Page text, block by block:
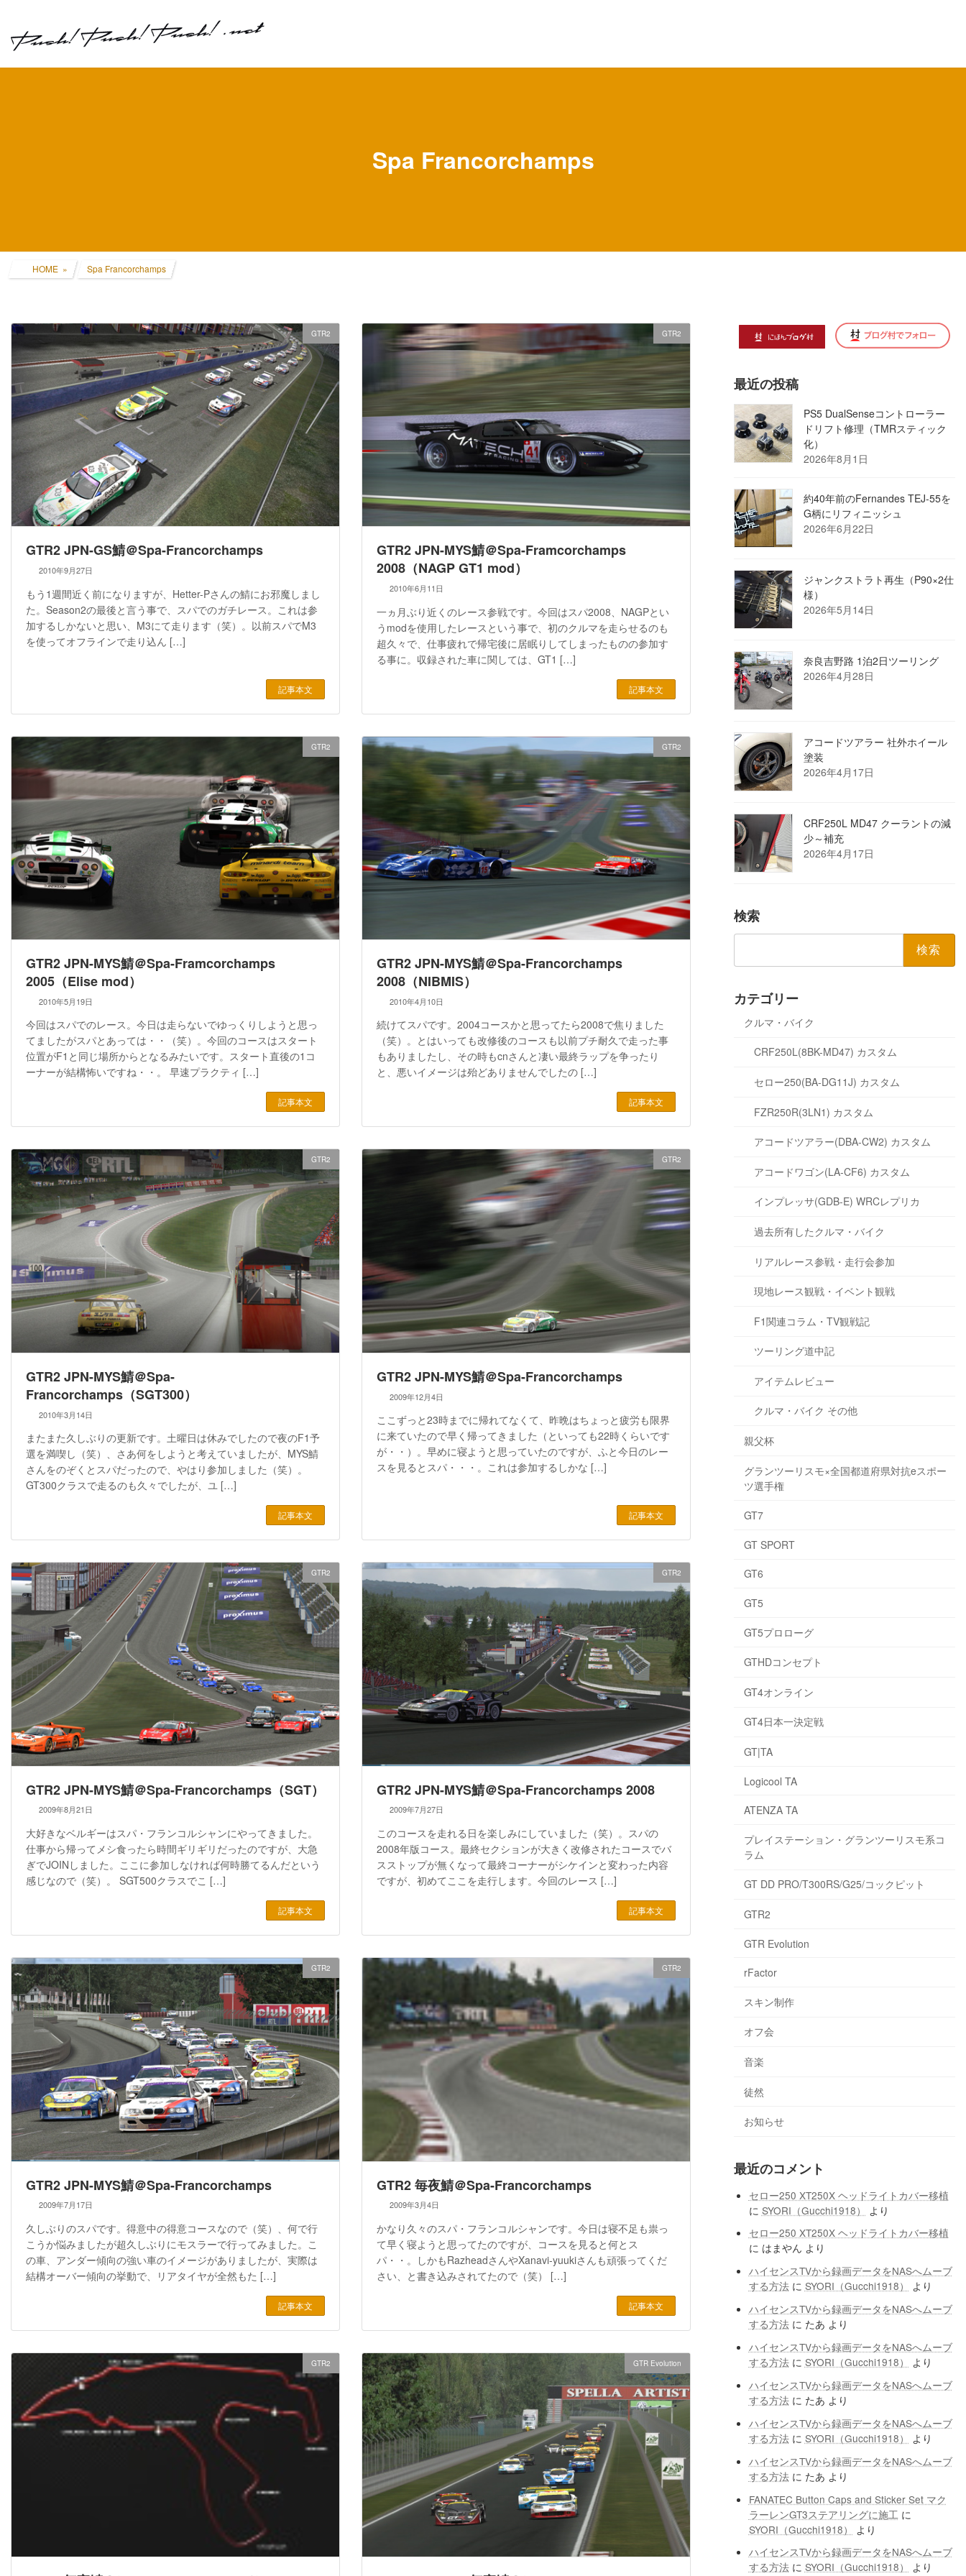
Spa Francorchamps
HOME Spa Francorchamps
GTR2
GTR2 JPN-GS鯖＠Spa-Francorchamps
2010年9月27日
もう1週間近く前になりますが、Hetter-Pさんの鯖にお邪魔しまし
た。Season2の最後と言う事で、スパでのガチレース。これは参
加するしかないと思い、M3にて走ります（笑）。以前スパでM3
を使ってオフラインで走り込ん […]
記事本文
GTR2
GTR2 JPN-MYS鯖＠Spa-Framcorchamps
2008（NAGP GT1 mod）
2010年6月11日
一ヵ月ぶり近くのレース参戦です。今回はスパ2008、NAGPとい
うmodを使用したレースという事で、初のクルマを走らせるのも
超久々で、仕事疲れで帰宅後に居眠りしてしまったものの参加す
る事に。収録された車に関しては、GT1 […]
記事本文
GTR2
GTR2 JPN-MYS鯖＠Spa-Framcorchamps
2005（Elise mod）
2010年5月19日
今回はスパでのレース。今日は走らないでゆっくりしようと思っ
てましたがスパとあっては・・（笑）。今回のコースはスタート
位置がF1と同じ場所からとなるみたいです。スタート直後の1コ
ーナーが結構怖いですね・・。 早速プラクティ […]
記事本文
GTR2
GTR2 JPN-MYS鯖＠Spa-Francorchamps
2008（NIBMIS）
2010年4月10日
続けてスパです。2004コースかと思ってたら2008で焦りました
（笑）。とはいっても改修後のコースも以前プチ耐久で走った事
もありましたし、その時もcnさんと凄い最終ラップを争ったり
と、悪いイメージは殆どありませんでしたの […]
記事本文
GTR2
GTR2 JPN-MYS鯖＠Spa-
Francorchamps（SGT300）
2010年3月14日
またまた久しぶりの更新です。土曜日は休みでしたので夜のF1予
選を満喫し（笑）、さあ何をしようと考えていましたが、MYS鯖
さんをのぞくとスパだったので、やはり参加しました（笑）。
GT300クラスで走るのも久々でしたが、ユ […]
記事本文
GTR2
GTR2 JPN-MYS鯖＠Spa-Francorchamps
2009年12月4日
ここずっと23時までに帰れてなくて、昨晩はちょっと疲労も限界
に来ていたので早く帰ってきました（といっても22時くらいです
が・・）。早めに寝ようと思っていたのですが、ふと今日のレー
スを見るとスパ・・・。これは参加するしかな […]
記事本文
GTR2
GTR2 JPN-MYS鯖＠Spa-Francorchamps（SGT）
2009年8月21日
大好きなベルギーはスパ・フランコルシャンにやってきました。
仕事から帰ってメシ食ったら時間ギリギリだったのですが、大急
ぎでJOINしました。ここに参加しなければ何時勝てるんだという
感じなので（笑）。 SGT500クラスでこ […]
記事本文
GTR2
GTR2 JPN-MYS鯖＠Spa-Francorchamps 2008
2009年7月27日
このコースを走れる日を楽しみにしていました（笑）。スパの
2008年版コース。最終セクションが大きく改修されたコースでバ
スストップが無くなって最終コーナーがシケインと変わった内容
ですが、初めてここを走行します。今回のレース […]
記事本文
GTR2
GTR2 JPN-MYS鯖＠Spa-Francorchamps
2009年7月17日
久しぶりのスパです。得意中の得意コースなので（笑）、何で行
こうか悩みましたが超久しぶりにモスラーで行ってみました。こ
の車、アンダー傾向の強い車のイメージがありましたが、実際は
結構オーバー傾向の挙動で、リアタイヤが全然もた […]
記事本文
GTR2
GTR2 毎夜鯖＠Spa-Francorchamps
2009年3月4日
かなり久々のスパ・フランコルシャンです。今日は寝不足も祟っ
て早く寝ようと思ってたのですが、コースを見ると何とス
パ・・。しかもRazheadさんやXanavi-yuukiさんも頑張ってくだ
さい、と書き込みされてたので（笑） […]
記事本文
GTR2 GTR Evolution
最近の投稿
PS5 DualSenseコントローラー
ドリフト修理（TMRスティック
化）
2026年8月1日
約40年前のFernandes TEJ-55を
G柄にリフィニッシュ
2026年6月22日
ジャンクストラト再生（P90×2仕
様）
2026年5月14日
奈良吉野路 1泊2日ツーリング
2026年4月28日
アコードツアラー 社外ホイール
塗装
2026年4月17日
CRF250L MD47 クーラントの減
少～補充
2026年4月17日
検索
カテゴリー
クルマ・バイク
CRF250L(8BK-MD47) カスタム
セロー250(BA-DG11J) カスタム
FZR250R(3LN1) カスタム
アコードツアラー(DBA-CW2) カスタム
アコードワゴン(LA-CF6) カスタム
インプレッサ(GDB-E) WRCレプリカ
過去所有したクルマ・バイク
リアルレース参戦・走行会参加
現地レース観戦・イベント観戦
F1関連コラム・TV観戦記
ツーリング道中記
アイテムレビュー
クルマ・バイク その他
親父杯
グランツーリスモ×全国都道府県対抗eスポー
ツ選手権
GT7
GT SPORT
GT6
GT5
GT5プロローグ
GTHDコンセプト
GT4オンライン
GT4日本一決定戦
GT|TA
Logicool TA
ATENZA TA
プレイステーション・グランツーリスモ系コ
ラム
GT DD PRO/T300RS/G25/コックピット
GTR2
GTR Evolution
rFactor
スキン制作
オフ会
音楽
徒然
お知らせ
最近のコメント
セロー250 XT250X ヘッドライトカバー移植
に SYORI（Gucchi1918）
より
セロー250 XT250X ヘッドライトカバー移植
に はまやん より
ハイセンスTVから録画データをNASへムーブ
する方法に SYORI（Gucchi1918）
より
ハイセンスTVから録画データをNASへムーブ
する方法に たあ より
ハイセンスTVから録画データをNASへムーブ
する方法に SYORI（Gucchi1918）
より
ハイセンスTVから録画データをNASへムーブ
する方法に たあ より
ハイセンスTVから録画データをNASへムーブ
する方法に SYORI（Gucchi1918）
より
ハイセンスTVから録画データをNASへムーブ
する方法に たあ より
FANATEC Button Caps and Sticker Set マク
ラーレンGT3ステアリングに施工 に
SYORI（Gucchi1918）
より
ハイセンスTVから録画データをNASへムーブ
する方法に SYORI（Gucchi1918） より